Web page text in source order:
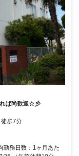
ば尚歓迎☆彡
歩7分
勤務日数：1ヶ月あた